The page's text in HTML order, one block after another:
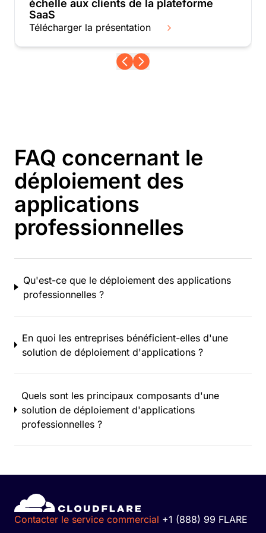
échelle aux clients de la plateforme
SaaS
Télécharger la présentation
FAQ concernant le
déploiement des
applications
professionnelles
Qu'est-ce que le déploiement des applications
professionnelles ?
En quoi les entreprises bénéficient-elles d'une
solution de déploiement d'applications ?
Quels sont les principaux composants d'une
solution de déploiement d'applications
professionnelles ?
Contacter le service commercial +1 (888) 99 FLARE